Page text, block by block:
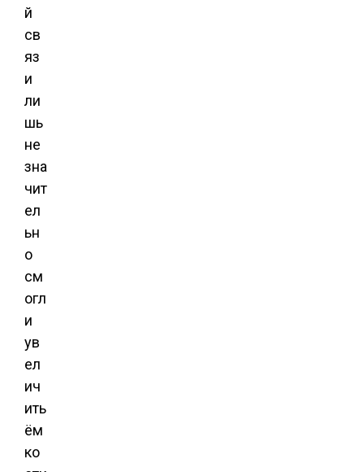
й
св
яз
и
ли
шь
не
зна
чит
ел
ьн
о
см
огл
и
ув
ел
ич
ить
ём
ко